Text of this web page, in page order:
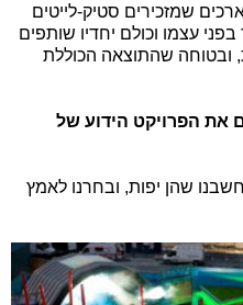
שמזכירים סטיק-לייטים
עצמו וכולם יחדיו שותפים
ובטוחה שהתוצאה הכוללת
את הפרויקט הידוע של
שהן יפות, ובחרנו לאמץ